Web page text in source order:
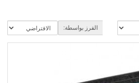
الفرز بواسطة: